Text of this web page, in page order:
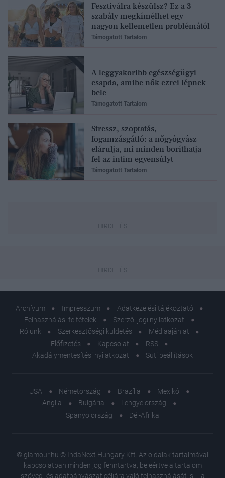
Fesztiválra készülsz? Ez a 3
szabály megkímélhet egy
nagyon kellemetlen problémától
Támogatott Tartalom
A leggyakoribb egészségügyi
csapda, amibe nők ezrei lépnek
bele
Támogatott Tartalom
Stressz, szoptatás,
fogamzásgátló: a nőgyógyász
elárulja, mi minden boríthatja
fel az intim egyensúlyt
Támogatott Tartalom
Archívum Impresszum
Adatkezelési tájékoztató
Felhasználási feltételek
Szerzői jogi nyilatkozat
Rólunk
Szerkesztőségi küldetés
Médiaajánlat
Előfizetés
Kapcsolat
RSS
Akadálymentesítési nyilatkozat
Süti beállítások
USA Németország Brazília
Mexikó
Anglia
Bulgária
Lengyelország
Spanyolország
Dél-Afrika
© glamour.hu © IndaNext Hungary Kft. Az oldalak tartalmával
kapcsolatban minden jog fenntartva, beleértve a tartalom
szöveg- és adatbányászat céljára való felhasználását is – a